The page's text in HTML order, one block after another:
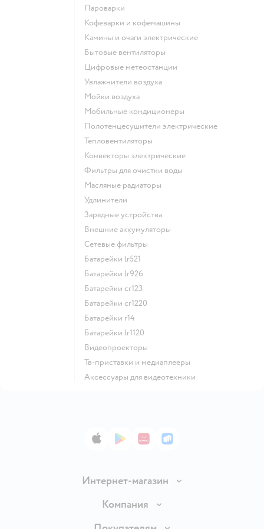
пароварки
кофеварки и кофемашины
камины и очаги электрические
бытовые вентиляторы
цифровые метеостанции
увлажнители воздуха
мойки воздуха
мобильные кондиционеры
полотенцесушители электрические
тепловентиляторы
конвекторы электрические
фильтры для очистки воды
масляные радиаторы
удлинители
зарядные устройства
внешние аккумуляторы
сетевые фильтры
батарейки lr521
батарейки lr926
батарейки cr123
батарейки cr1220
батарейки r14
батарейки lr1120
видеопроекторы
тв-приставки и медиаплееры
аксессуары для видеотехники
App StoreGoogle Play
AppGallery
RuStore
Интернет-магазин
Доставка и оплата
Компания
О компании